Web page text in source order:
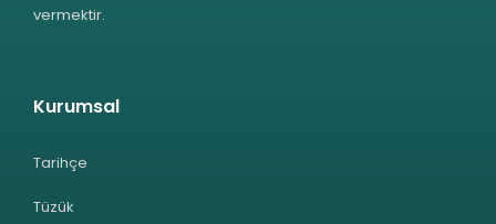
vermektir.
Kurumsal
Tarihçe
Tüzük